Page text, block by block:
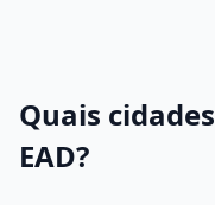
Quais
EAD?